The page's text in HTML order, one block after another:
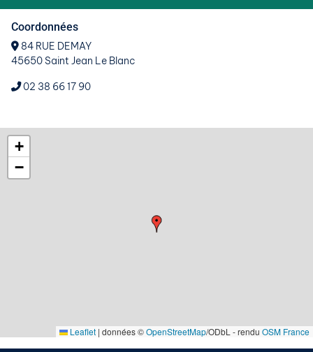
Coordonnées
84 RUE DEMAY
45650 Saint Jean Le Blanc
02 38 66 17 90
+
−
Leaflet | données ©OpenStreetMap/ODbL - rendu OSM France